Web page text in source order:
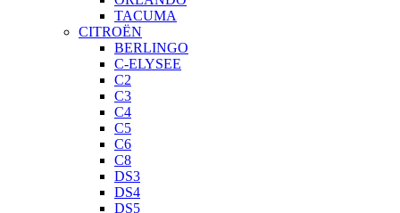
TACUMA
CITROËN
BERLINGO
C-ELYSEE
C2
C3
C4
C5
C6
C8
DS3
DS4
DS5